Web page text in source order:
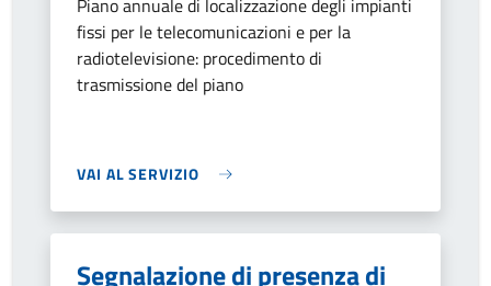
Piano annuale di localizzazione degli impianti
fissi per le telecomunicazioni e per la
radiotelevisione: procedimento di
trasmissione del piano
VAI AL SERVIZIO
Segnalazione di presenza di